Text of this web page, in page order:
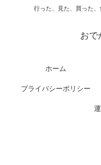
行った、見た、買った、
おで
ホーム
プライバシーポリシー